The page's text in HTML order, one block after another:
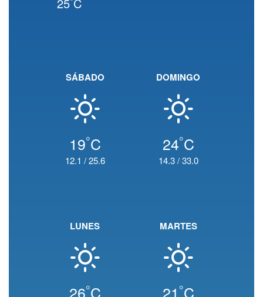
SÁBADO
19°C
12.1 /25.6
DOMINGO
24°C
14.3/33.0
LUNES
26°C
MARTES
21 °C